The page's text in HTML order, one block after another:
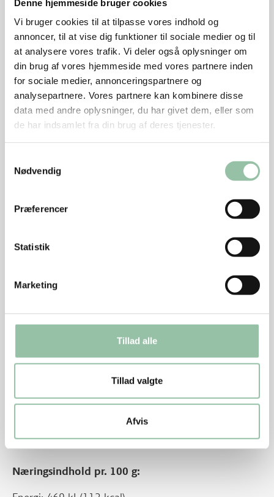
Denne hjemmeside bruger cookies
Vi bruger cookies til at tilpasse vores indhold og
annoncer, til at vise dig funktioner til sociale medier og til
at analysere vores trafik. Vi deler også oplysninger om
din brug af vores hjemmeside med vores partnere inden
for sociale medier, annonceringspartnere og
analysepartnere. Vores partnere kan kombinere disse
data med andre oplysninger, du har givet dem, eller som
de har indsamlet fra din brug af deres tjenester.
Nødvendig
Præferencer
Statistik
Marketing
Tillad alle
Tillad valgte
Afvis
Skær bønnerne i 5 cm lange stykker.
Skær lime i både.
Bland kødet med limeblandingen, mynte,
koriander, blendet ris og løg. Smag det til.
Anret det på salaten og pynt med agurk, bønner,
æg, flæskesvær og lime.
Energifordeling
Nu hedder udskæringen hakket grisekød. Før hed det
Hakket grisekød 6 % fedt:
Energi: 3821 kJ (913 kcal)
Kulhydrat: 53 g
Næringsindhold pr. 100 g: